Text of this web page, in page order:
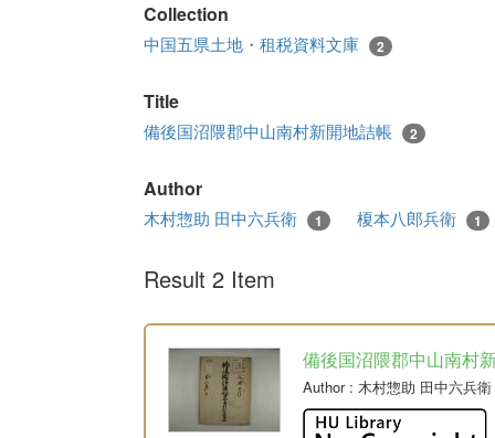
Collection
中国五県土地・租税資料文庫 2
Title
備後国沼隈郡中山南村新開地詰帳 2
Author
木村惣助 田中六兵衛 1 榎本八郎兵衛 1
Result 2 Item
備後国沼隈郡中山南村
Author: 木村惣助 田中六兵衛